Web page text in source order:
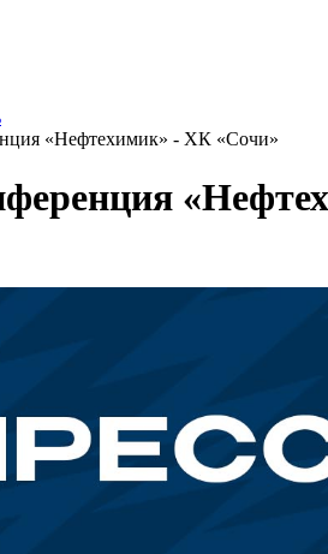
«Нефтехимик» - ХК «Сочи»